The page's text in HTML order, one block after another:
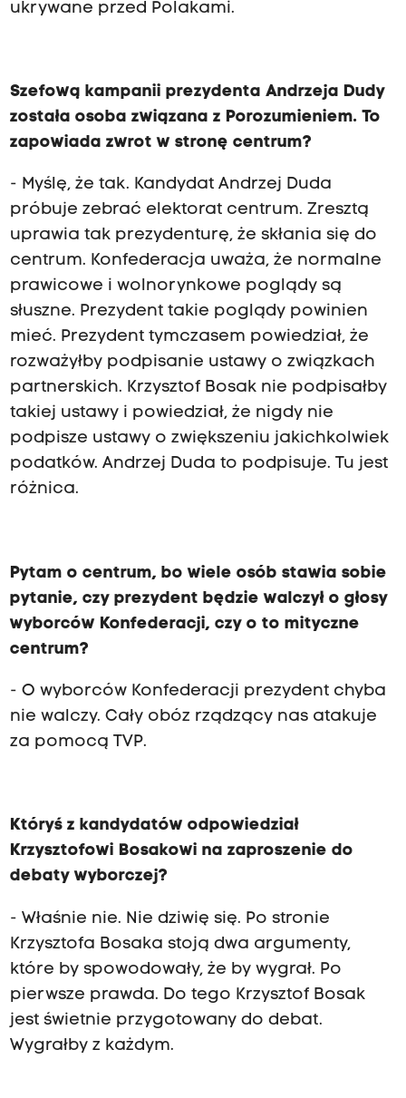
ukrywane przed Polakami.
Szefową kampanii prezydenta Andrzeja Dudy
została osoba związana z Porozumieniem. To
zapowiada zwrot w stronę centrum?
- Myślę, że tak. Kandydat Andrzej Duda
próbuje zebrać elektorat centrum. Zresztą
uprawia tak prezydenturę, że skłania się do
centrum. Konfederacja uważa, że normalne
prawicowe i wolnorynkowe poglądy są
słuszne. Prezydent takie poglądy powinien
mieć. Prezydent tymczasem powiedział, że
rozważyłby podpisanie ustawy o związkach
partnerskich. Krzysztof Bosak nie podpisałby
takiej ustawy i powiedział, że nigdy nie
podpisze ustawy o zwiększeniu jakichkolwiek
podatków. Andrzej Duda to podpisuje. Tu jest
różnica.
Pytam o centrum, bo wiele osób stawia sobie
pytanie, czy prezydent będzie walczył o głosy
wyborców Konfederacji, czy o to mityczne
centrum?
- O wyborców Konfederacji prezydent chyba
nie walczy. Cały obóz rządzący nas atakuje
za pomocą TVP.
Któryś z kandydatów odpowiedział
Krzysztofowi Bosakowi na zaproszenie do
debaty wyborczej?
- Właśnie nie. Nie dziwię się. Po stronie
Krzysztofa Bosaka stoją dwa argumenty,
które by spowodowały, że by wygrał. Po
pierwsze prawda. Do tego Krzysztof Bosak
jest świetnie przygotowany do debat.
Wygrałby z każdym.